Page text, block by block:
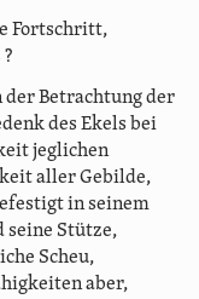
Fortschritt,
Betrachtung der
des Ekels bei
jeglichen
aller Gebilde,
in seinem
seine Stütze,
Scheu,
aber,